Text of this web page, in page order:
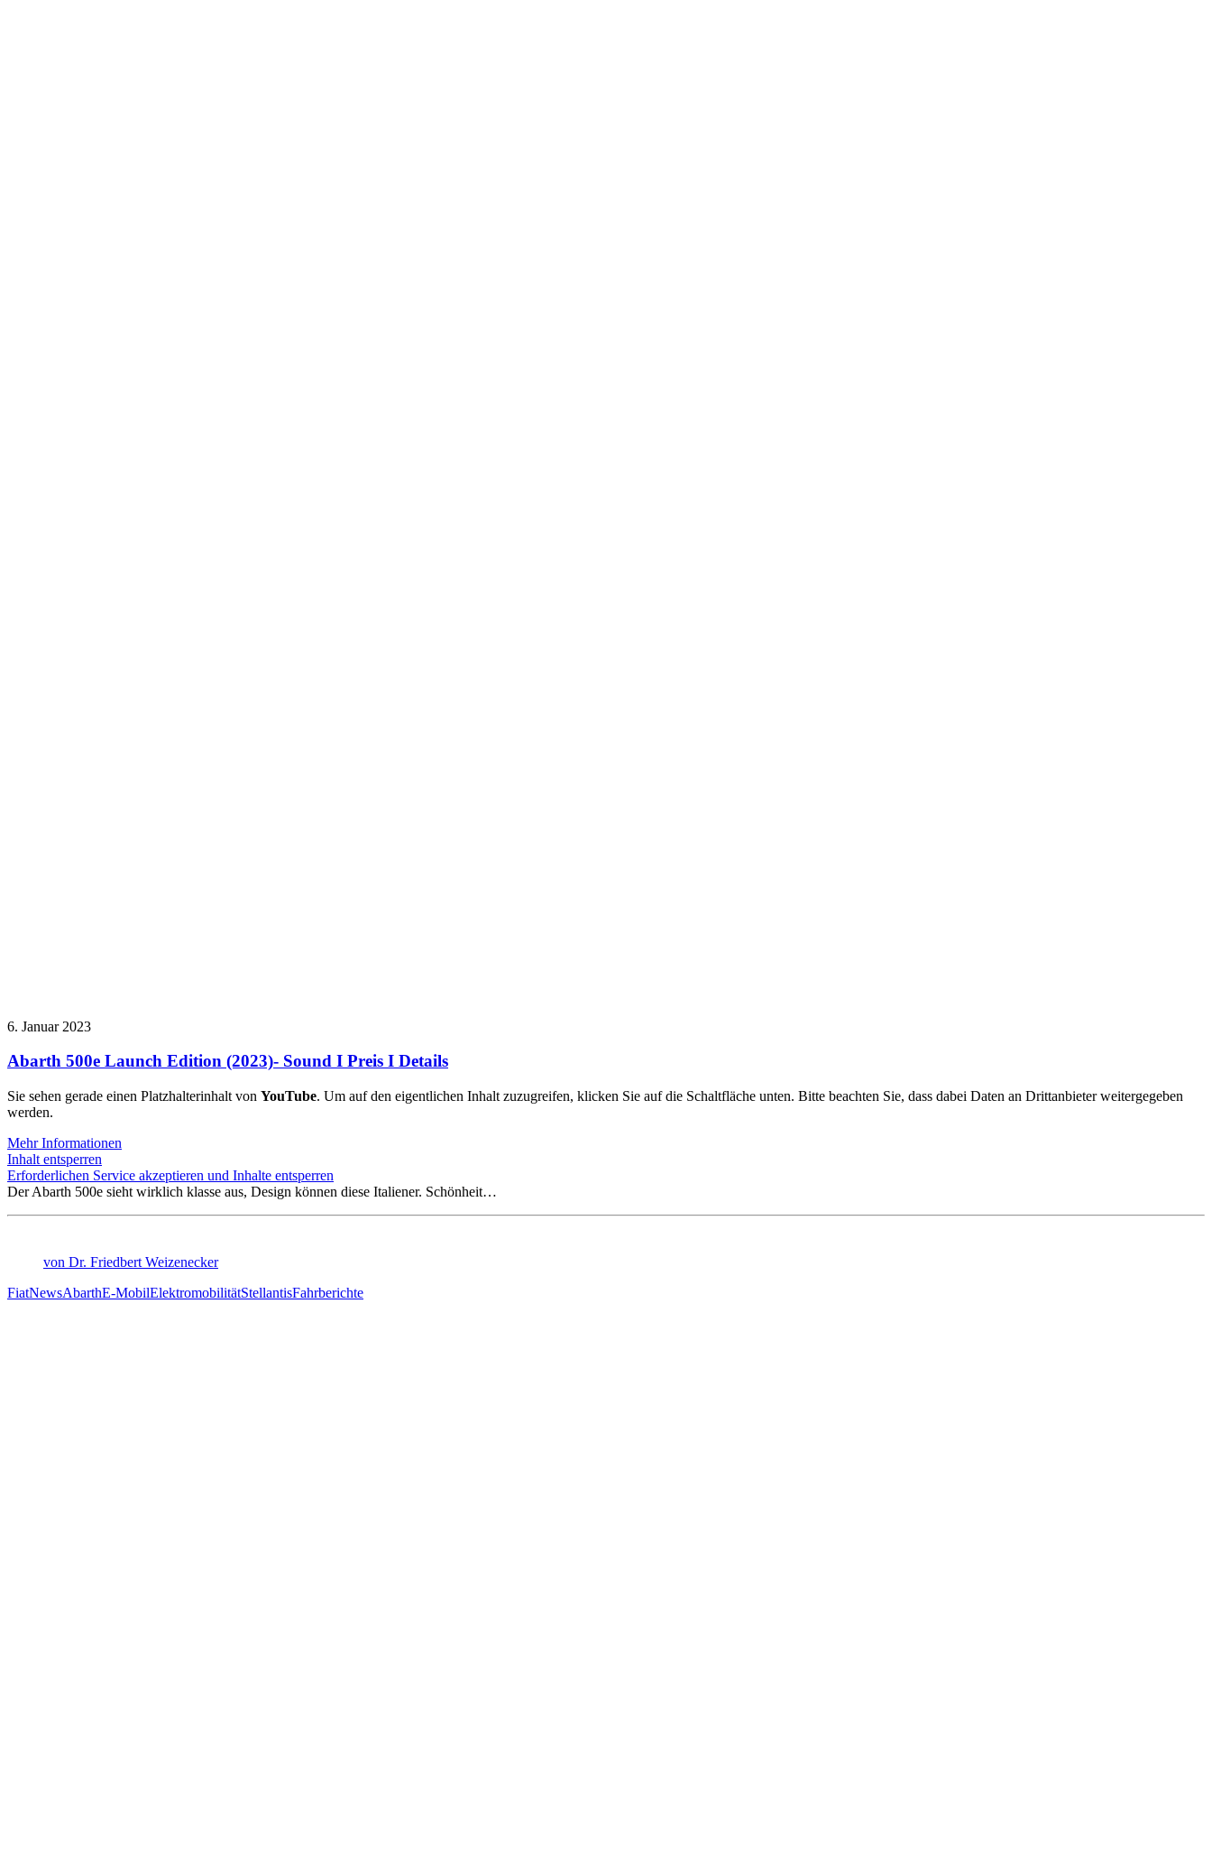
6. Januar 2023
Abarth 500e Launch Edition (2023)- Sound I Preis I Details
Sie sehen gerade einen Platzhalterinhalt von YouTube. Um auf den eigentlichen Inhalt zuzugreifen, klicken Sie auf die Schaltfläche unten. Bitte beachten Sie, dass dabei Daten an Drittanbieter weitergegeben
werden.
Mehr Informationen
Inhalt entsperren
Erforderlichen Service akzeptieren und Inhalte entsperren
Der Abarth 500e sieht wirklich klasse aus, Design können diese Italiener. Schönheit…
von Dr. Friedbert Weizenecker
FiatNewsAbarthE-MobilElektromobilitätStellantisFahrberichte